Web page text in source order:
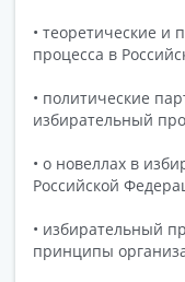
• теоретические и
процесса в
• политические
избирательный
• о новеллах в
Российской
• избирательный
принципы